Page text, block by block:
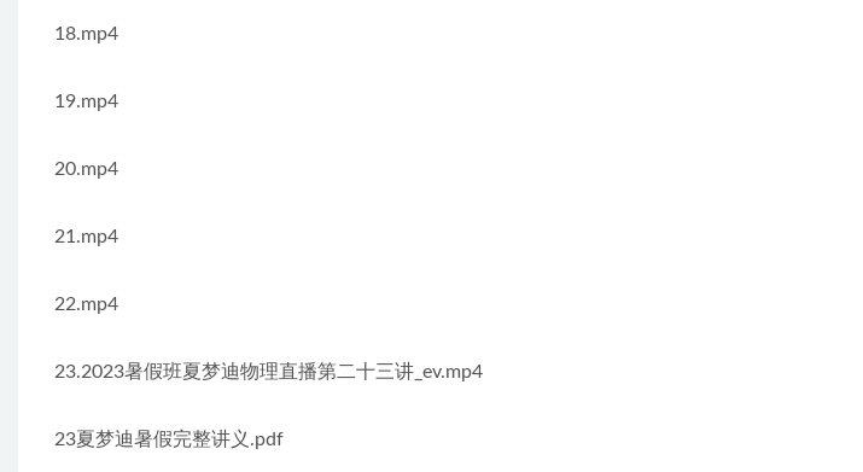
18.mp4
19.mp4
20.mp4
21.mp4
22.mp4
23.2023暑假班夏梦迪物理直播第二十三讲_ev.mp4
23夏梦迪暑假完整讲义.pdf